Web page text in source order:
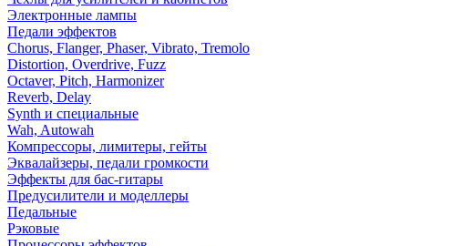
Электронные лампы
Педали эффектов
Chorus, Flanger, Phaser, Vibrato, Tremolo
Distortion, Overdrive, Fuzz
Octaver, Pitch, Harmonizer
Reverb, Delay
Synth и специальные
Wah, Autowah
Компрессоры, лимитеры, гейты
Эквалайзеры, педали громкости
Эффекты для бас-гитары
Предусилители и моделлеры
Педальные
Рэковые